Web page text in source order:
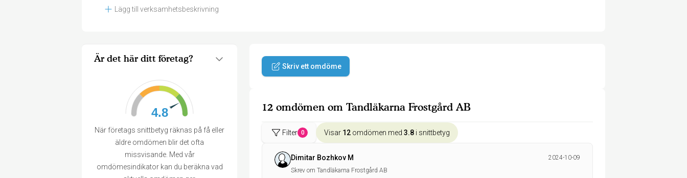
Lägg till verksamhetsbeskrivning
Är det här ditt företag?
4.8
När företags snittbetyg räknas på få eller
äldre omdömen blir det ofta
missvisande. Med vår
omdömesindikator kan du beräkna vad
Skriv ett omdöme
12 omdömen om Tandläkarna Frostgård AB
Filter 0 Visar 12 omdömen med 3.8 i snittbetyg
Dimitar Bozhkov M
2024-10-09
Skrev om Tandläkarna Frostgård AB